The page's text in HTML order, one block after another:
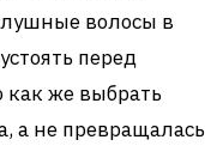
волосы в
перед
же выбрать
а не превращалась